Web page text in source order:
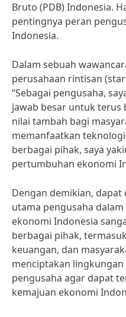
Bruto (PDB) Indonesia.
pentingnya peran
Indonesia.
Dalam sebuah
perusahaan rintisan
“Sebagai pengusaha,
jawab besar untuk terus
nilai tambah bagi
memanfaatkan
berbagai pihak, saya
pertumbuhan ekonomi
Dengan demikian,
utama pengusaha
ekonomi Indonesia
berbagai pihak,
keuangan, dan
menciptakan
pengusaha agar dapat
kemajuan ekonomi